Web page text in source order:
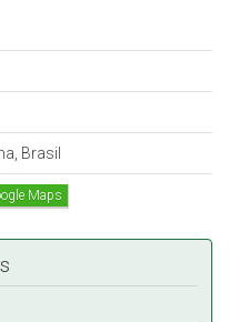
Brasil
Maps